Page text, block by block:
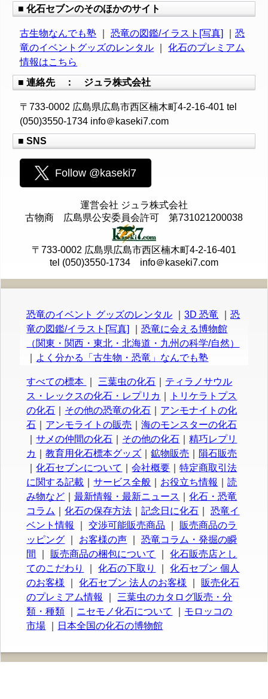
■ 化石セブンのそのほかのサイト
古生物なんでも塾 ｜恐竜の図鑑/イラスト[写真] ｜恐
竜のイベントグッズのレンタル ｜化石のプレミアム
情報はこちら
■ 連絡先 ： ジュラ株式会社
〒733-0002 広島県広島市西区楠木町4-2-16-401 tel
(050)3550-1734 info＠kaseki7.com
■ SNS
Follow @kaseki7
運営会社 ジュラ株式会社
古物商 広島県公安委員会許可 第731021200038
〒733-0002 広島県広島市西区楠木町4-2-16-401
tel (050)3550-1734 info＠kaseki7.com
恐竜のイベント グッズのレンタル ｜3D 恐竜 ｜恐
竜の図鑑/イラスト[写真]
｜恐竜に会える博物館
（関東・関西・東北・北海道・九州の科学/自然）
よく分かる「古生物・恐竜」なんでも塾
すべての標本 ｜三葉虫の化石
ティラノサウル
ス・レックスの化石・レプリカ
トリケラトプス
の化石
その他の恐竜の化石
アンモナイトの化
石
アンモライトの販売 ｜海のモンスターの化石
｜サメの仲間の化石 その他の化石 ｜精巧レプリ
カ
｜教育用化石標本グッズ ｜鉱物販売
隕石販売
｜化石セブンについて ｜会社概要 ｜特定商取引法
に関する記載 ｜サービス全般 お役立ち情報 ｜読
み物など ｜最新情報・最新ニュース ｜化石・恐竜
コラム ｜化石の保存方法 ｜記念日に化石 ｜恐竜イ
ベント情報
｜交渉可能販売商品
販売商品のラ
ッピング
お客様の声 ｜恐竜コラム・発掘の瞬
間
販売商品の梱包について ｜化石販売店とし
てのこだわり
｜化石の下取り ｜化石セブン 個人
のお客様 ｜化石セブン 法人のお客様
販売化石
のプレミアム情報
｜三葉虫のカタログ販売・分
類・種類
ニセモノ化石について
モロッコの
市場
日本全国の化石の博物館